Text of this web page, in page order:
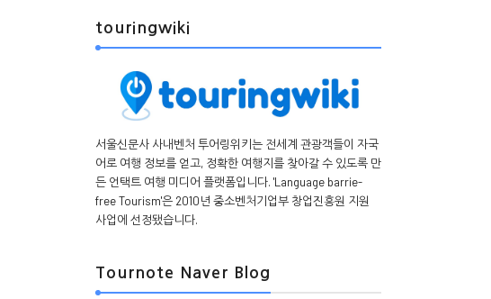
touringwiki
서울신문사 사내벤처 투어링위키는 전세계 관광객들이 자국
어로 여행 정보를 얻고, 정확한 여행지를 찾아갈 수 있도록 만
든 언택트 여행 미디어 플랫폼입니다. 'Language barrie-
free Tourism'은 2010년 중소벤처기업부 창업진흥원 지원
사업에 선정됐습니다.
Tournote Naver Blog